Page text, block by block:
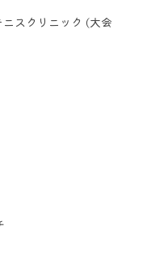
スクリニック (大会
ッチ